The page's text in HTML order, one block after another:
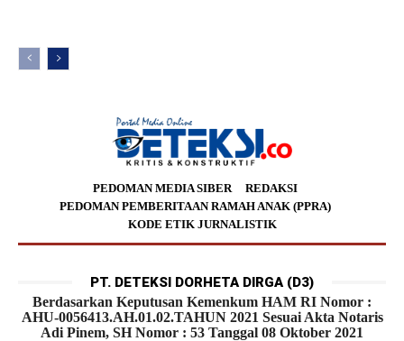
PEDOMAN MEDIA SIBER
REDAKSI
PEDOMAN PEMBERITAAN RAMAH ANAK (PPRA)
KODE ETIK JURNALISTIK
PT. DETEKSI DORHETA DIRGA (D3)
Berdasarkan Keputusan Kemenkum HAM RI Nomor :
AHU-0056413.AH.01.02.TAHUN 2021 Sesuai Akta Notaris
Adi Pinem, SH Nomor : 53 Tanggal 08 Oktober 2021